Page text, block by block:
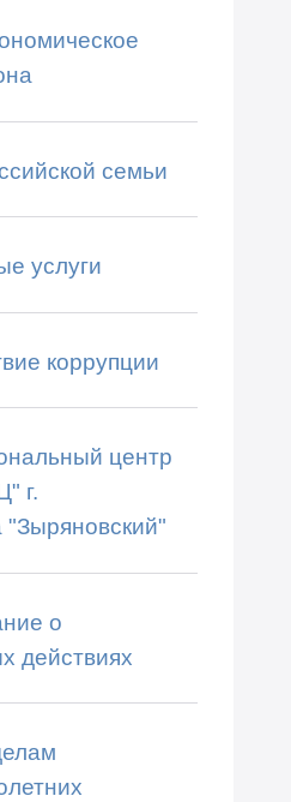
семьи
услуги
коррупции
центр
г.
"Зыряновский"
о
действиях